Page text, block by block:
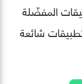
المفضّلة
شائعة